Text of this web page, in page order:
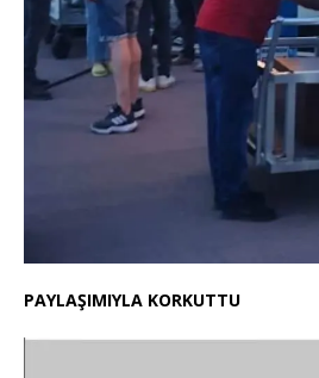
PAYLAŞIMIYLA KORKUTTU